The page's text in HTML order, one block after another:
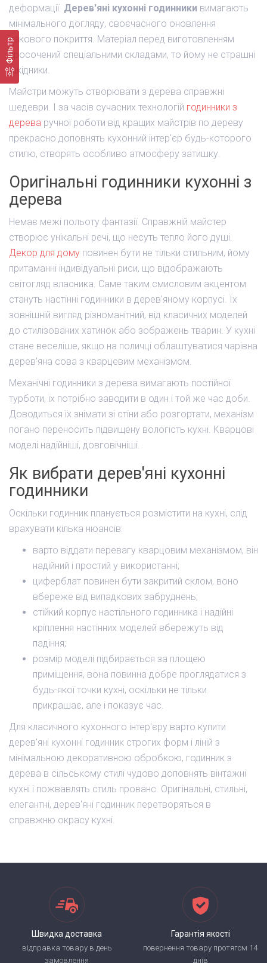
Фільтр
деформації. Дерев'яні кухонні годинники вимагають
мінімального догляду, своєчасного оновлення
лакового покриття. Матеріал перед виготовленням
просочений спеціальними складами, то йому не страшні
шкідники.
Майстри можуть створювати з дерева справжні
шедеври. І за часів сучасних технологій годинники з
дерева ручної роботи від кращих майстрів по дереву
прекрасно доповнять кухонний інтер'єр будь-которого
стилю, створять особливо атмосферу затишку.
Оригінальні годинники кухонні з
дерева
Немає межі польоту фантазії. Справжній майстер
створює унікальні речі, що несуть тепло його душі.
Декор для дому повинен бути не тільки стильним, йому
притаманні індивідуальні риси, що відображають
світогляд власника. Саме таким смисловим акцентом
стануть настінні годинники в дерев'яному корпусі. Їх
зовнішній вигляд різноманітний, від класичних моделей
до стилізованих хатинок або зображень тварин. У кухні
стане веселіше, якщо на поличці облаштуватися чарівна
дерев'яна сова з кварцевим механізмом.
Механічні годинники з дерева вимагають постійної
турботи, їх потрібно заводити в один і той же час доби.
Доводиться їх знімати зі стіни або розгортати, механізм
погано переносить підвищену вологість кухні. Кварцові
моделі надійніші, довговічніші.
Як вибрати дерев'яні кухонні
годинники
Оскільки годинник планується розмістити на кухні, слід
врахувати кілька нюансів:
варто віддати перевагу кварцовим механізмом, він
надійний і простий у використанні;
циферблат повинен бути закритий склом, воно
вбереже від випадкових забруднень;
стійкий корпус настільного годинника і надійні
кріплення настінних моделей вбережуть від
падіння;
розмір моделі підбирається за площею
приміщення, вона повинна добре проглядатися з
будь-якої точки кухні, оскільки не тільки
прикрашає, але і показує час.
Для класичного кухонного інтер'єру варто купити
дерев'яні кухонні годинник строгих форм і ліній з
мінімальною декоративною обробкою, годинник з
дерева в сільському стилі чудово доповнять вінтажні
кухні і пожвавлять стиль прованс. Оригінальні, стильні,
елегантні, дерев'яні годинник перетворяться в
справжню окрасу кухні.
Швидка доставка
відправка товару в день
замовлення
Гарантія якості
повернення товару протягом 14
днів